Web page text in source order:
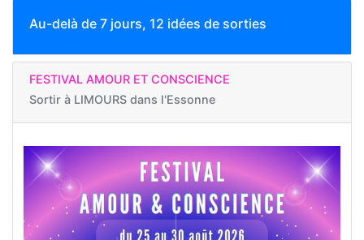
Au-delà de 7 jours, 12 idées de sorties
FESTIVAL AMOUR ET CONSCIENCE
Sortir à LIMOURS dans l'Essonne